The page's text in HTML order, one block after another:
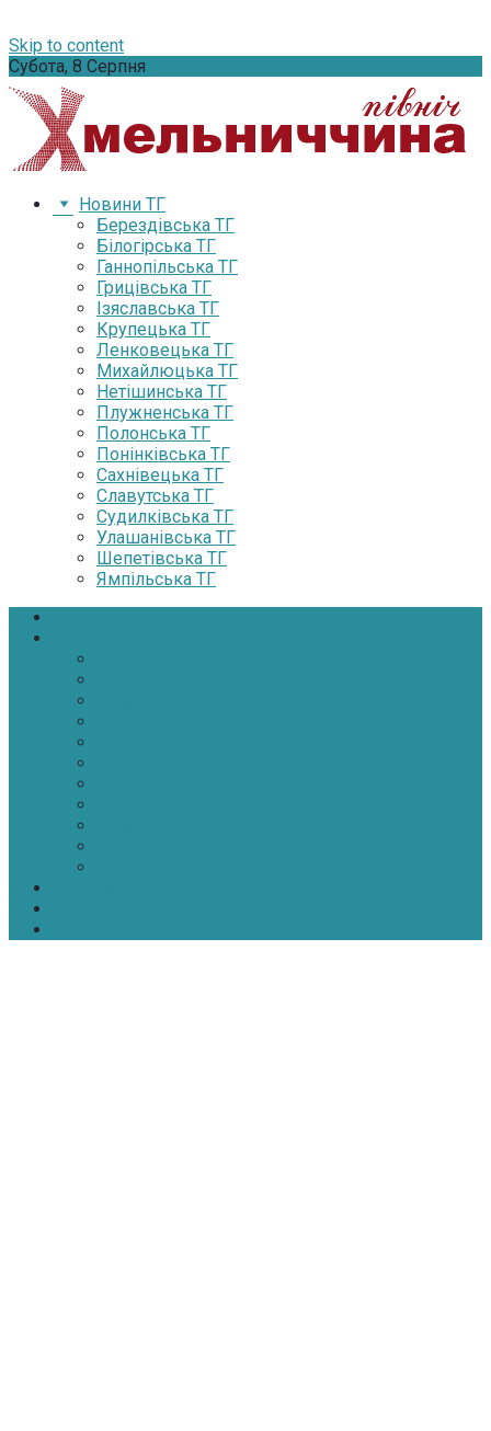
Skip to content
Субота, 8 Серпня
Новини ТГ
Берездівська ТГ
Білогірська ТГ
Ганнопільська ТГ
Грицівська ТГ
Ізяславська ТГ
Крупецька ТГ
Ленковецька ТГ
Михайлюцька ТГ
Нетішинська ТГ
Плужненська ТГ
Полонська ТГ
Понінківська ТГ
Сахнівецька ТГ
Славутська ТГ
Судилківська ТГ
Улашанівська ТГ
Шепетівська ТГ
Ямпільська ТГ